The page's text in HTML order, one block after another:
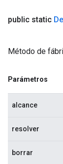
public static
Método de
Parámetros
alcance
resolver
borrar